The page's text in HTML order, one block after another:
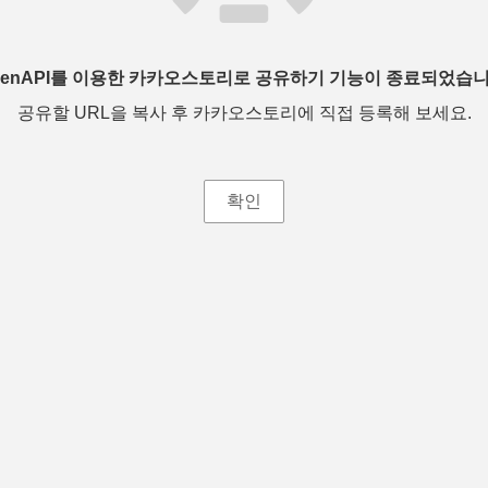
를 이용한 카카오스토리로 공유하기 기능이 종료되었습
공유할 URL을 복사 후 카카오스토리에 직접 등록해 보세요.
확인